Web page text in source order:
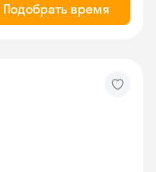
Подобрать время